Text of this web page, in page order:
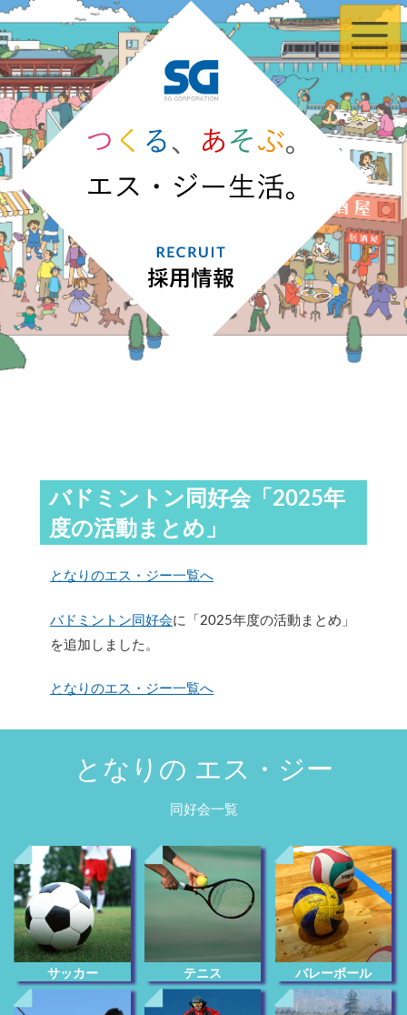
バドミントン同好会「2025年
度の活動まとめ」
となりのエス・ジー一覧へ
バドミントン同好会に「2025年度の活動まとめ」
を追加しました。
となりのエス・ジー一覧へ
となりの エス・ジー
同好会一覧
サッカー テニス バレーボール